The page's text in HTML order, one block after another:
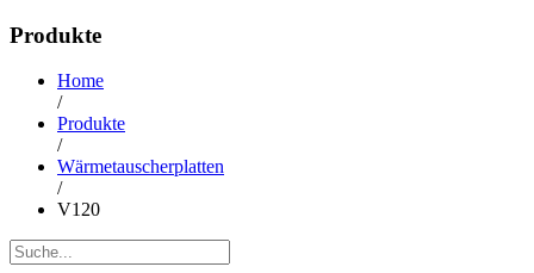
Produkte
Home
/
Produkte
/
Wärmetauscherplatten
/
V120